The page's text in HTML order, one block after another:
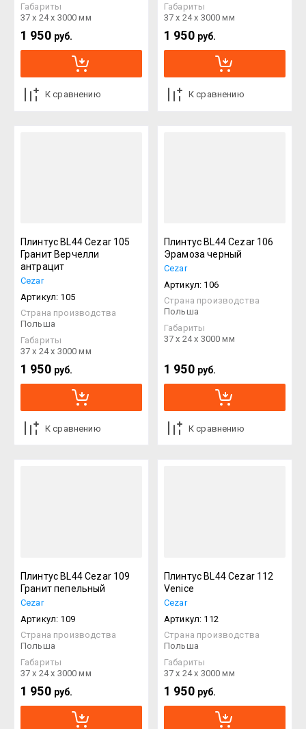
Габариты
37 х 24 х 3000 мм
1 950 руб.
К сравнению
Габариты
37 х 24 х 3000 мм
1 950 руб.
К сравнению
Плинтус BL44 Cezar 105
Гранит Верчелли
антрацит
Cezar
Артикул: 105
Страна производства
Польша
Габариты
37 х 24 х 3000 мм
1 950 руб.
К сравнению
Плинтус BL44 Cezar 106
Эрамоза черный
Cezar
Артикул: 106
Страна производства
Польша
Габариты
37 х 24 х 3000 мм
1 950 руб.
К сравнению
Плинтус BL44 Cezar 109
Гранит пепельный
Cezar
Артикул: 109
Страна производства
Польша
Габариты
37 х 24 х 3000 мм
1 950 руб.
Плинтус BL44 Cezar 112
Venice
Cezar
Артикул: 112
Страна производства
Польша
Габариты
37 х 24 х 3000 мм
1 950 руб.